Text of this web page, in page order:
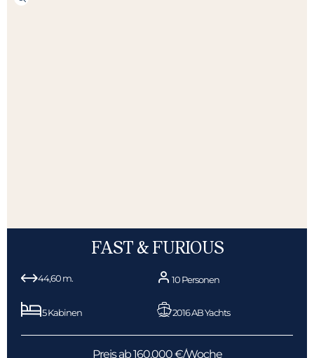
FAST & FURIOUS
44,60 m. 10 Personen
5 Kabinen 2016 AB Yachts
Preis ab 160.000 €/Woche